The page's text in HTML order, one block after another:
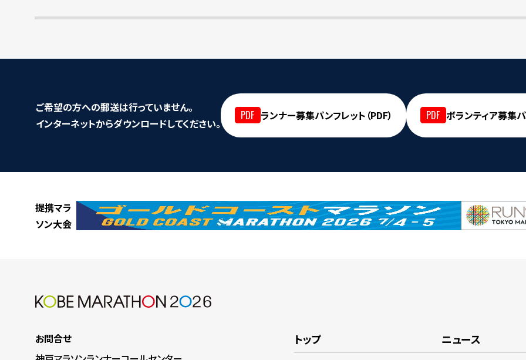
ご希望の方への郵送は行っていません。
インターネットからダウンロードしてください。
ランナー募集パンフレット（PDF） ボランティア募集パ
提携マラ
ソン大会
お問合せ
トップ ニュース